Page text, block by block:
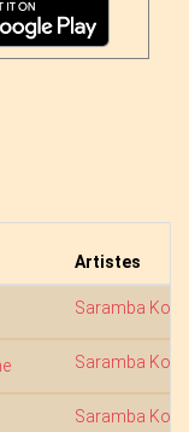
Artistes
Saramba
Saramba
Saramba